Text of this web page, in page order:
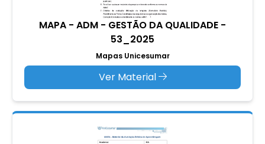
MAPA - ADM - GESTÃO DA QUALIDADE -
53_2025
Mapas Unicesumar
Ver Material